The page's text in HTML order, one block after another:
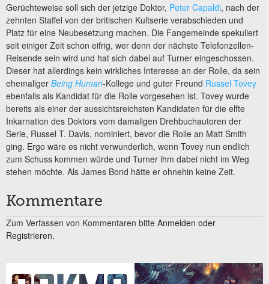
Gerüchteweise soll sich der jetzige Doktor, Peter Capaldi, nach der
zehnten Staffel von der britischen Kultserie verabschieden und
Platz für eine Neubesetzung machen. Die Fangemeinde spekuliert
seit einiger Zeit schon eifrig, wer denn der nächste Telefonzellen-
Reisende sein wird und hat sich dabei auf Turner eingeschossen.
Dieser hat allerdings kein wirkliches Interesse an der Rolle, da sein
ehemaliger Being Human-Kollege und guter Freund Russel Tovey
ebenfalls als Kandidat für die Rolle vorgesehen ist. Tovey wurde
bereits als einer der aussichtsreichsten Kandidaten für die elfte
Inkarnation des Doktors vom damaligen Drehbuchautoren der
Serie, Russel T. Davis, nominiert, bevor die Rolle an Matt Smith
ging. Ergo wäre es nicht verwunderlich, wenn Tovey nun endlich
zum Schuss kommen würde und Turner ihm dabei nicht im Weg
stehen möchte. Als James Bond hätte er ohnehin keine Zeit.
Kommentare
Zum Verfassen von Kommentaren bitte Anmelden oder
Registrieren.